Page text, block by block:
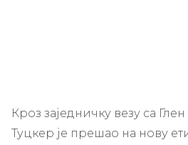
Кроз заједничку везу са
Туцкер је прешао на нову